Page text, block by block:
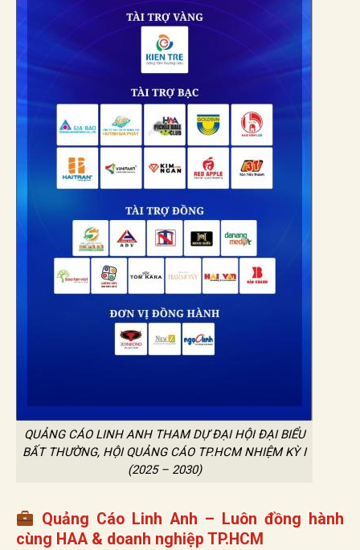
QUẢNG CÁO LINH ANH THAM DỰ ĐẠI HỘI ĐẠI BIỂU
BẤT THƯỜNG, HỘI QUẢNG CÁO TP.HCM NHIỆM KỲ I
(2025 – 2030)
Quảng Cáo Linh Anh – Luôn đồng hành
cùng HAA & doanh nghiệp TP.HCM